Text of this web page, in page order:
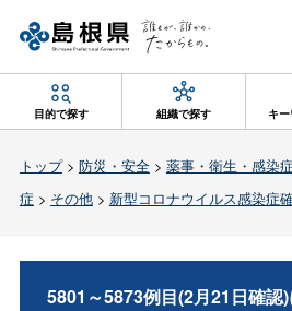
目的で探す 組織で探す キ
トップ> 防災・安全> 薬事・衛生・感染症
症 > その他> 新型コロナウイルス感染症
5801～5873例目(2月21日確認